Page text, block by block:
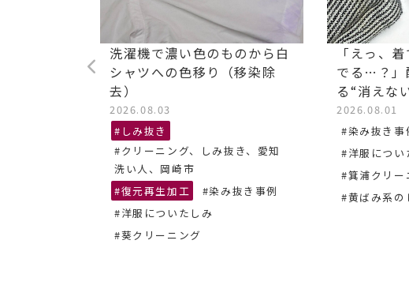
洗濯機で濃い色のものから白
シャツへの色移り（移染除
去）
2026.08.03
#しみ抜き
#クリーニング、しみ抜き、愛知
洗い人、岡崎市
#復元再生加工
#染み抜き事例
#洋服についたしみ
#葵クリーニング
「えっ、
でる…？」
る“消えな
2026.08.01
#染み抜き事
#洋服につい
#箕浦クリー
#黄ばみ系の